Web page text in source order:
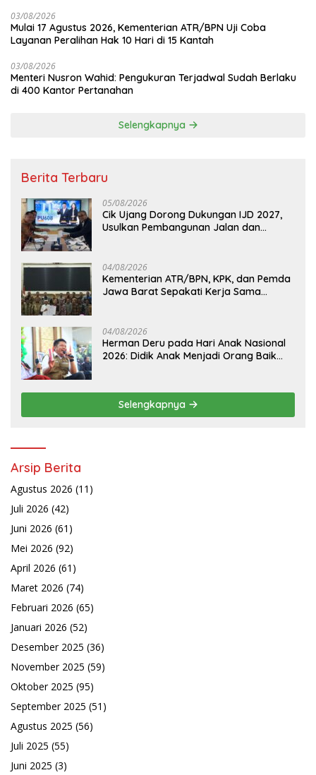
03/08/2026
Mulai 17 Agustus 2026, Kementerian ATR/BPN Uji Coba
Layanan Peralihan Hak 10 Hari di 15 Kantah
03/08/2026
Menteri Nusron Wahid: Pengukuran Terjadwal Sudah Berlaku
di 400 Kantor Pertanahan
Selengkapnya
Berita Terbaru
05/08/2026
Cik Ujang Dorong Dukungan IJD 2027,
Usulkan Pembangunan Jalan dan
04/08/2026
Kementerian ATR/BPN, KPK, dan Pemda
Jawa Barat Sepakati Kerja Sama
04/08/2026
Herman Deru pada Hari Anak Nasional
2026: Didik Anak Menjadi Orang Baik
Selengkapnya
Arsip Berita
Agustus 2026 (11)
Juli 2026 (42)
Juni 2026 (61)
Mei 2026 (92)
April 2026 (61)
Maret 2026 (74)
Februari 2026 (65)
Januari 2026 (52)
Desember 2025 (36)
November 2025 (59)
Oktober 2025 (95)
September 2025 (51)
Agustus 2025 (56)
Juli 2025 (55)
Juni 2025 (3)